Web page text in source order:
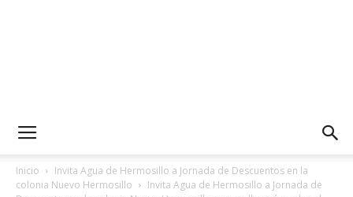
Inicio
Invita Agua de Hermosillo a Jornada de Descuentos en la
colonia Nuevo Hermosillo
Invita Agua de Hermosillo a Jornada de